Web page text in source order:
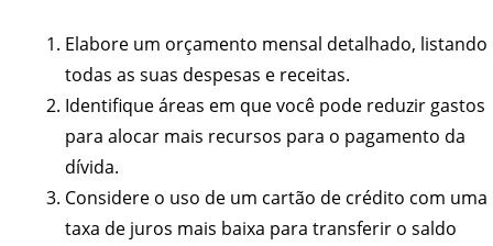
Elabore um orçamento mensal detalhado, listando
todas as suas despesas e receitas.
Identifique áreas em que você pode reduzir gastos
para alocar mais recursos para o pagamento da
dívida.
Considere o uso de um cartão de crédito com uma
taxa de juros mais baixa para transferir o saldo